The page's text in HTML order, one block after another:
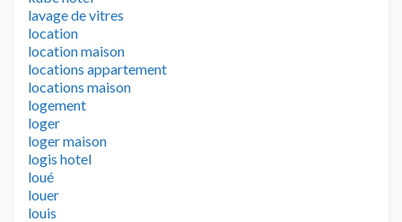
lavage de vitres
location
location maison
locations appartement
locations maison
logement
loger
loger maison
logis hotel
loué
louer
louis